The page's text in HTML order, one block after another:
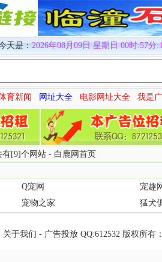
天是：2026年08月09日 星期日 00时:57分
育新闻 网址大全 电影网址大全 我是
有[9]个网站 - 白鹿网首页
Q宠网
宠趣
宠物之家 猛犬
关于我们 - 广告投放QQ:612532版权所有